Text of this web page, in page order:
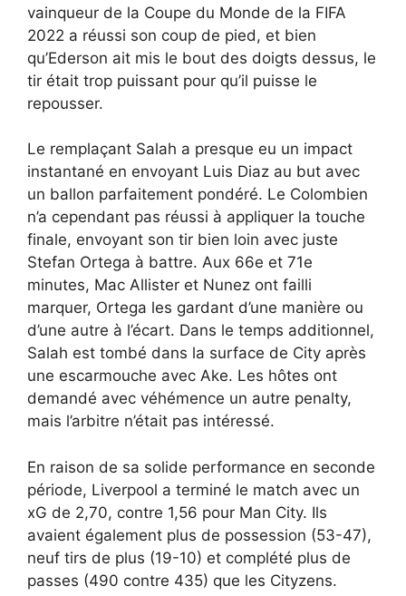
vainqueur de la Coupe du Monde de la FIFA
2022 a réussi son coup de pied, et bien
qu’Ederson ait mis le bout des doigts dessus, le
tir était trop puissant pour qu’il puisse le
repousser.
Le remplaçant Salah a presque eu un impact
instantané en envoyant Luis Diaz au but avec
un ballon parfaitement pondéré. Le Colombien
n’a cependant pas réussi à appliquer la touche
finale, envoyant son tir bien loin avec juste
Stefan Ortega à battre. Aux 66e et 71e
minutes, Mac Allister et Nunez ont failli
marquer, Ortega les gardant d’une manière ou
d’une autre à l’écart. Dans le temps additionnel,
Salah est tombé dans la surface de City après
une escarmouche avec Ake. Les hôtes ont
demandé avec véhémence un autre penalty,
mais l’arbitre n’était pas intéressé.
En raison de sa solide performance en seconde
période, Liverpool a terminé le match avec un
xG de 2,70, contre 1,56 pour Man City. Ils
avaient également plus de possession (53-47),
neuf tirs de plus (19-10) et complété plus de
passes (490 contre 435) que les Cityzens.